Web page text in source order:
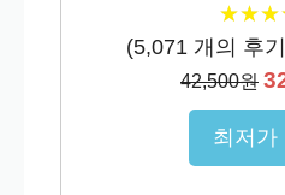
★★★
★★★
(5,071개의 후
42,500원
최저가